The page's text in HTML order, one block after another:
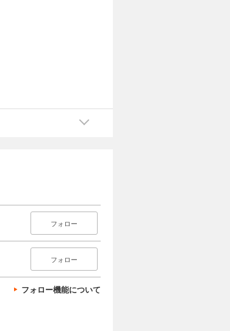
フォロー
フォロー
フォロー機能について